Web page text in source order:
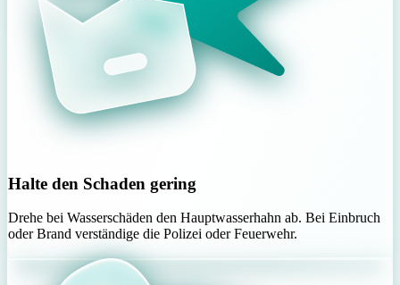
Halte den Schaden gering
Drehe bei Wasserschäden den Hauptwasserhahn ab. Bei Einbruch
oder Brand verständige die Polizei oder Feuerwehr.